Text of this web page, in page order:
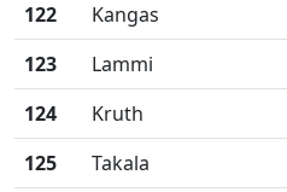
122
Kangas
123
Lammi
124
Kruth
125
Takala